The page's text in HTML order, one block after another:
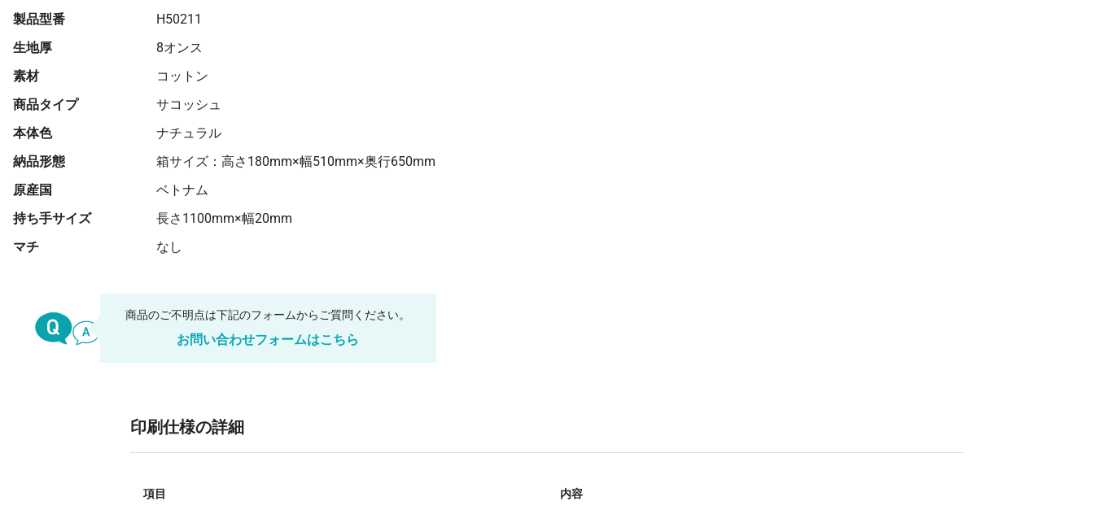
製品型番
H50211
生地厚
8オンス
素材
コットン
商品タイプ
サコッシュ
本体色
ナチュラル
納品形態
箱サイズ：高さ180mm×幅510mm×奥行650mm
原産国
ベトナム
持ち手サイズ
長さ1100mm×幅20mm
マチ
なし
商品のご不明点は下記のフォームからご質問ください。
お問い合わせフォームはこちら
印刷仕様の詳細
項目 内容